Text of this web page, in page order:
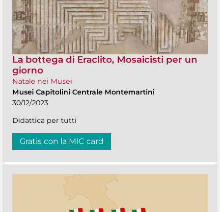
La bottega di Eraclito, Mosaicisti per un
giorno
Natale nei Musei
Musei Capitolini Centrale Montemartini
30/12/2023
Didattica per tutti
Gratis con la MIC card